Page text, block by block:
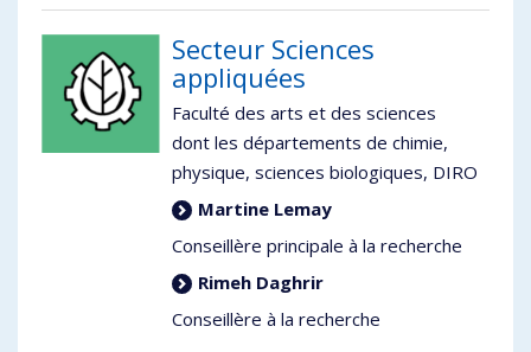
Secteur Sciences
appliquées
Faculté des arts et des sciences
dont les départements de chimie,
physique, sciences biologiques, DIRO
Martine Lemay
Conseillère principale à la recherche
Rimeh Daghrir
Conseillère à la recherche